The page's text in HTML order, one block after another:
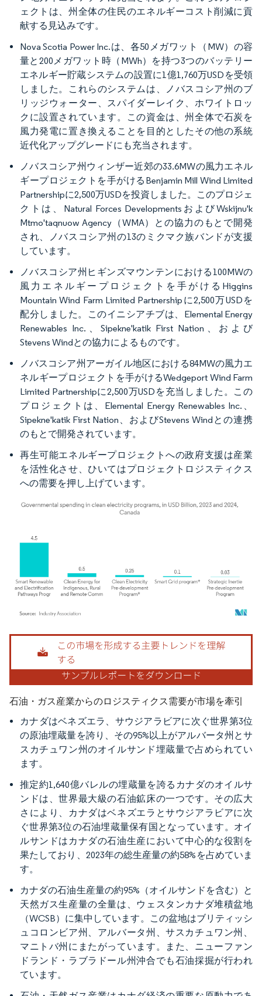
ェクトは、州全体の住民のエネルギーコスト削減に貢
献する見込みです。
Nova Scotia Power Inc.は、各50メガワット（MW）の容
量と200メガワット時（MWh）を持つ3つのバッテリー
エネルギー貯蔵システムの設置に1億1,760万USDを受領
しました。これらのシステムは、ノバスコシア州のブ
リッジウォーター、スパイダーレイク、ホワイトロッ
クに設置されています。この資金は、州全体で石炭を
風力発電に置き換えることを目的としたその他の系統
近代化アップグレードにも充当されます。
ノバスコシア州ウィンザー近郊の33.6MWの風力エネル
ギープロジェクトを手がけるBenjamin Mill Wind Limited
Partnershipに2,500万USDを投資しました。このプロジェ
クトは、Natural Forces DevelopmentsおよびWskijnu'k
Mtmo'taqnuow Agency（WMA）との協力のもとで開発
され、ノバスコシア州の13のミクマク族バンドが支援
しています。
ノバスコシア州ヒギンズマウンテンにおける100MWの
風力エネルギープロジェクトを手がけるHiggins
Mountain Wind Farm Limited Partnershipに2,500万USDを
配分しました。このイニシアチブは、Elemental Energy
Renewables Inc.、Sipekne'katik First Nation、および
Stevens Windとの協力によるものです。
ノバスコシア州アーガイル地区における84MWの風力エ
ネルギープロジェクトを手がけるWedgeport Wind Farm
Limited Partnershipに2,500万USDを充当しました。この
プロジェクトは、Elemental Energy Renewables Inc.、
Sipekne'katik First Nation、およびStevens Windとの連携
のもとで開発されています。
再生可能エネルギープロジェクトへの政府支援は産業
を活性化させ、ひいてはプロジェクトロジスティクス
への需要を押し上げています。
画像 © Mordor Intelligence。再利用にはCC BY 4.0の表示が必要です。
石油・ガス産業からのロジスティクス需要が市場を牽引
カナダはベネズエラ、サウジアラビアに次ぐ世界第3位
の原油埋蔵量を誇り、その95%以上がアルバータ州とサ
スカチュワン州のオイルサンド埋蔵量で占められてい
ます。
推定約1,640億バレルの埋蔵量を誇るカナダのオイルサ
ンドは、世界最大級の石油鉱床の一つです。その広大
さにより、カナダはベネズエラとサウジアラビアに次
ぐ世界第3位の石油埋蔵量保有国となっています。オイ
ルサンドはカナダの石油生産において中心的な役割を
果たしており、2023年の総生産量の約58%を占めていま
す。
カナダの石油生産量の約95%（オイルサンドを含む）と
天然ガス生産量の全量は、ウェスタンカナダ堆積盆地
（WCSB）に集中しています。この盆地はブリティッシ
ュコロンビア州、アルバータ州、サスカチュワン州、
マニトバ州にまたがっています。また、ニューファン
ドランド・ラブラドール州沖合でも石油採掘が行われ
ています。